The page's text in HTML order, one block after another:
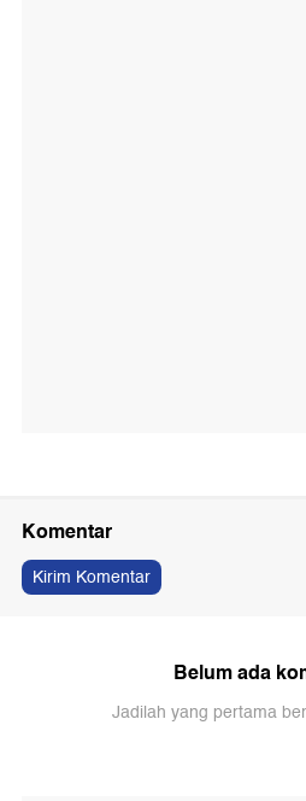
Komentar
Kirim Komentar
Belum ada
Jadilah yang pertama